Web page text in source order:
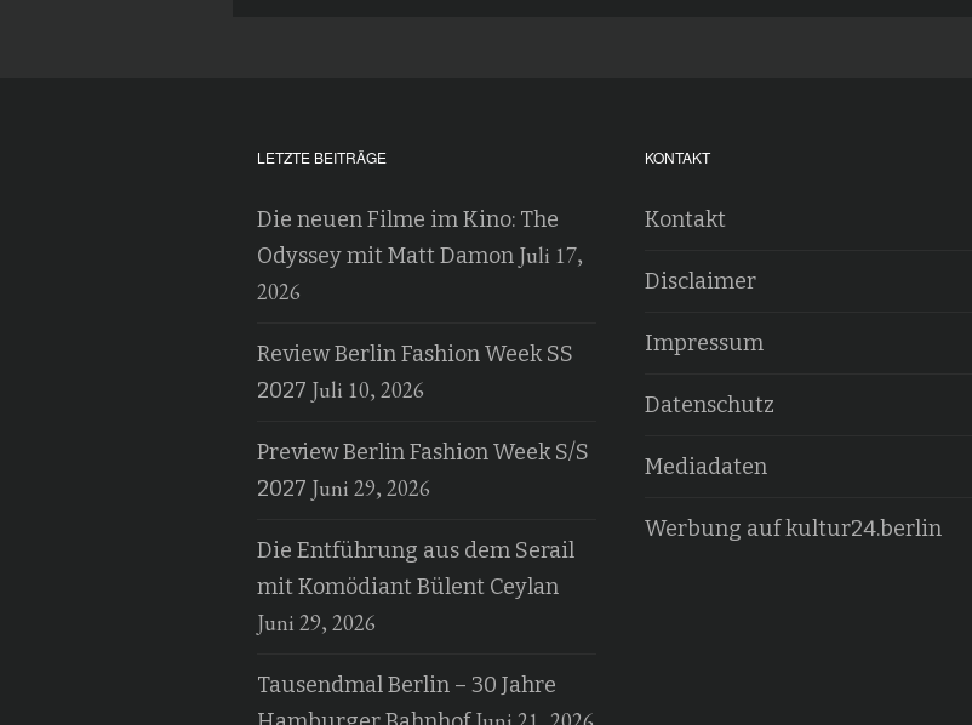
LETZTE BEITRÄGE
Die neuen Filme im Kino: The
Odyssey mit Matt Damon Juli 17,
2026
Review Berlin Fashion Week SS
2027 Juli 10, 2026
Preview Berlin Fashion Week S/S
2027 Juni 29, 2026
Die Entführung aus dem Serail
mit Komödiant Bülent Ceylan
Juni 29, 2026
Tausendmal Berlin – 30 Jahre
KONTAKT
Kontakt
Disclaimer
Impressum
Datenschutz
Mediadaten
Werbung auf kultur24.berlin